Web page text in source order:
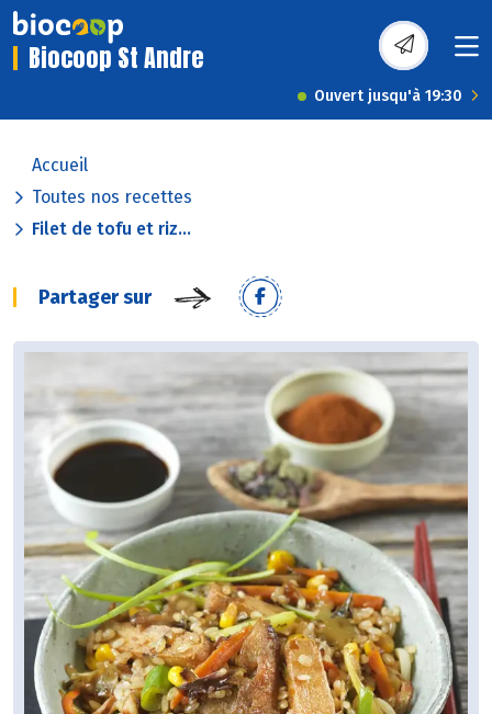
Biocoop St Andre
Ouvert jusqu'à 19:30
Accueil
Toutes nos recettes
Filet de tofu et riz...
Partager sur